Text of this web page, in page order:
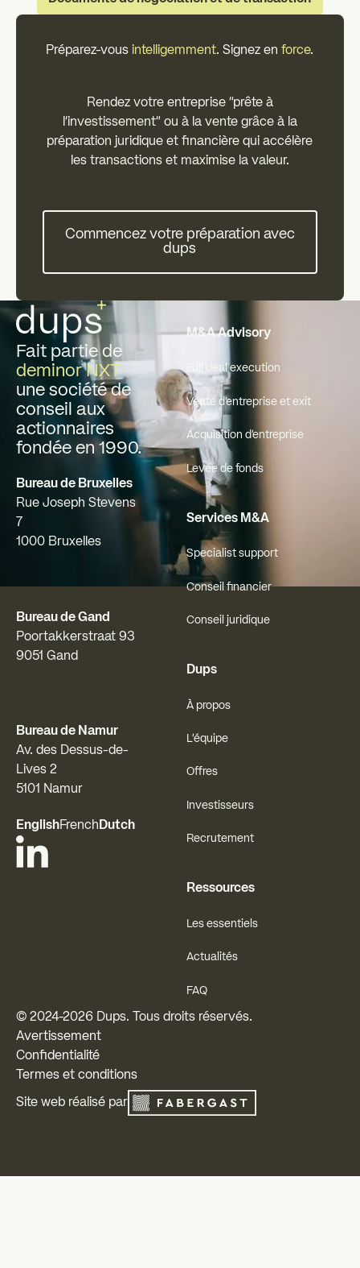
Préparez-vous intelligemment. Signez enforce.
Rendez votre entreprise "prête à
l'investissement" ou à la vente grâce à la
préparation juridique et financière qui accélère
les transactions et maximise la valeur.
Commencez votre préparation avec
dups
Pied de page
Fait partie de
deminor NXT
une société de
conseil aux
actionnaires
fondée en 1990.
Bureau de Bruxelles
Rue Joseph Stevens
7
1000 Bruxelles
Bureau de Gand
Poortakkerstraat 93
9051 Gand
Bureau de Namur
Av. des Dessus-de-
Lives 2
5101 Namur
EnglishFrench Dutch
M&A Advisory
Full deal execution
Vente d'entreprise et exit
Acquisition d'entreprise
Levée de fonds
Services M&A
Specialist support
Conseil financier
Conseil juridique
Dups
À propos
L'équipe
Offres
Investisseurs
Recrutement
Ressources
Les essentiels
Actualités
FAQ
© 2024-2026Dups. Tous droits réservés.
Avertissement
Confidentialité
Termes et conditions
Site web réalisé par